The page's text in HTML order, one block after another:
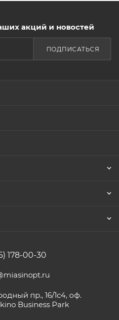
акций и новостей
ПОДПИСАТЬСЯ
178-00-30
пр., 16/1с4, оф.
Business Park